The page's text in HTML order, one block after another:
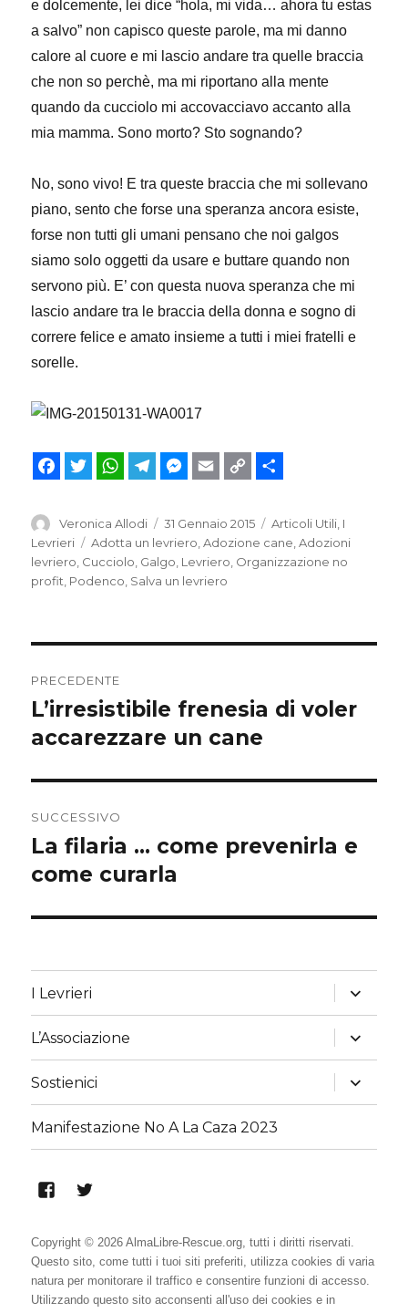
e dolcemente, lei dice “hola, mi vida… ahora tu estas
a salvo” non capisco queste parole, ma mi danno
calore al cuore e mi lascio andare tra quelle braccia
che non so perchè, ma mi riportano alla mente
quando da cucciolo mi accovacciavo accanto alla
mia mamma. Sono morto? Sto sognando?
No, sono vivo! E tra queste braccia che mi sollevano
piano, sento che forse una speranza ancora esiste,
forse non tutti gli umani pensano che noi galgos
siamo solo oggetti da usare e buttare quando non
servono più. E’ con questa nuova speranza che mi
lascio andare tra le braccia della donna e sogno di
correre felice e amato insieme a tutti i miei fratelli e
sorelle.
a
c
e
k
w
i
t
h
a
e
l
e
e
s
r
m
a
o
p
y
o
n
i
Autore
Veronica Allodi
Pubblicato
il
31 Gennaio 2015 Categorie
Articoli Utili I
Levrieri
Tag
Adotta un levriero ,Adozione cane ,Adozioni
levriero Cucciolo Galgo Levriero Organizzazione no
profit Podenco Salva un levriero
articoli
PRECEDENTE
Articolo
precedente:
L’irresistibile frenesia di voler
accarezzare un cane
SUCCESSIVO
Articolo
successivo:
La filaria … come prevenirla e
come curarla
I Levrieri
apri
i
menu
child
L’Associazione
apri
i
menu
child
Sostienici
apri
i
menu
Manifestazione No A La Caza 2023
Alma
Rescue
su
Facebook
Rescue
su
Twitter
Copyright © 2026 AlmaLibre-Rescue.org, tutti i diritti riservati.
Questo sito, come tutti i tuoi siti preferiti, utilizza cookies di varia
natura per monitorare il traffico e consentire funzioni di accesso.
Utilizzando questo sito acconsenti all'uso dei cookies e in